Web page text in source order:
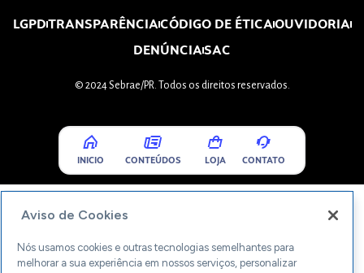
LGPDTRANSPARÊNCIACÓDIGO DE ÉTICAOUVIDORIA
DENÚNCIASAC
© 2024 Sebrae/PR. Todos os direitos reservados.
INICIO CONTEÚDOS LOJA CONTATO
Aviso de Cookies
Nós usamos cookies e outras tecnologias semelhantes para
melhorar a sua experiência em nossos serviços, personalizar